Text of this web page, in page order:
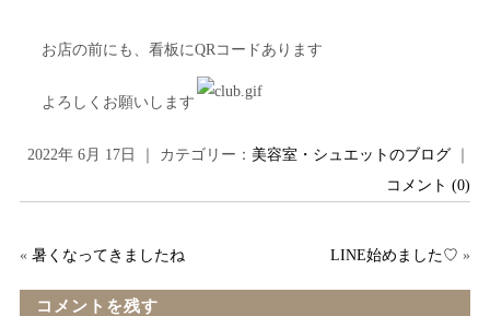
お店の前にも、看板にQRコードあります
よろしくお願いします
2022年 6月 17日 ｜ カテゴリー： 美容室・シュエットのブログ
コメント (0)
« 暑くなってきましたね LINE始めました♡ »
コメントを残す